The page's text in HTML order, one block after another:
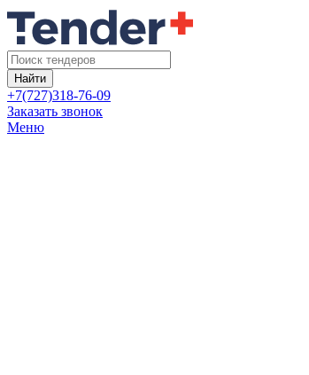
Найти
+7(727)318-76-09
Заказать звонок
Меню